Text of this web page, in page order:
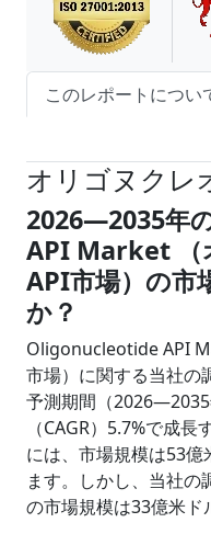
このレポートについ
オリゴヌクレ
2026―2035年
API Market （
API市場）の市
か？
Oligonucleotide API
市場）に関する当社の
予測期間（
（CAGR）5.7%で成
には、市場規模は53
ます。しかし、当社
の市場規模は33億米ド